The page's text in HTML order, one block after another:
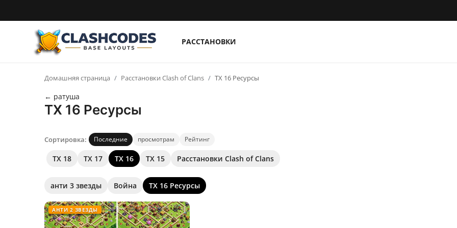
РАССТАНОВКИ
Домашняя страница Расстановки Clash of Clans ТХ 16 Ресурсы
← ратуша
ТХ 16 Ресурсы
Сортировка: Последние просмотрам Рейтинг
ТХ 18 ТХ 17 ТХ 16 ТХ 15 Расстановки Clash of Clans
анти 3 звезды Война ТХ 16 Ресурсы
АНТИ 2 ЗВЕЗДЫ